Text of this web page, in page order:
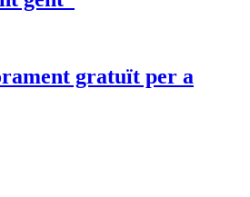
gratuït per a